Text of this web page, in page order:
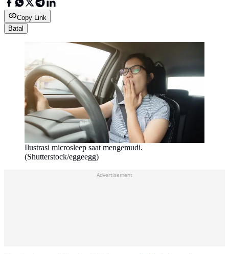
Copy Link
Batal
Ilustrasi microsleep saat mengemudi.
(Shutterstock/eggeegg)
Advertisement